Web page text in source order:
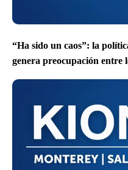
“Ha sido un caos”: la
genera preocupación entre